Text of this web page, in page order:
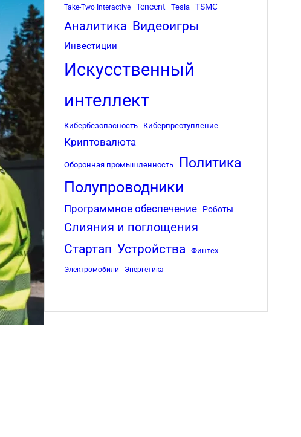
Take-Two Interactive Tencent Tesla TSMC
Аналитика Видеоигры
Инвестиции
Искусственный
интеллект
Кибербезопасность Киберпреступление
Криптовалюта
Оборонная промышленность Политика
Полупроводники
Программное обеспечение Роботы
Слияния и поглощения
Стартап Устройства Финтех
Электромобили Энергетика